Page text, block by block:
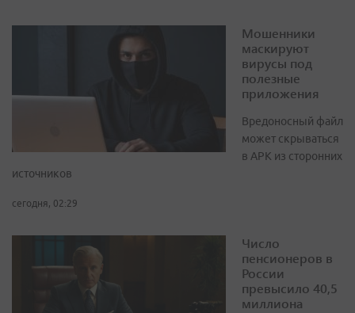
Мошенники
маскируют
вирусы под
полезные
приложения
Вредоносный файл
может скрываться
в APK из сторонних
источников
сегодня, 02:29
Число
пенсионеров в
России
превысило 40,5
миллиона